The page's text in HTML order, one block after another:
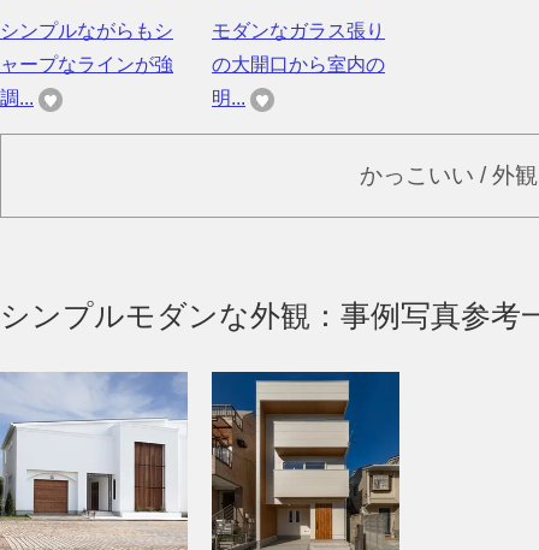
シンプルながらもシ
ャープなラインが強
調...
モダンなガラス張り
の大開口から室内の
明...
かっこいい / 外
シンプルモダンな外観：事例写真参考